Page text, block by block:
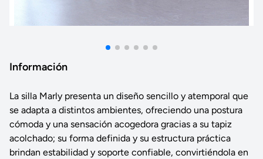
Información
La silla Marly presenta un diseño sencillo y atemporal que
se adapta a distintos ambientes, ofreciendo una postura
cómoda y una sensación acogedora gracias a su tapiz
acolchado; su forma definida y su estructura práctica
brindan estabilidad y soporte confiable, convirtiéndola en